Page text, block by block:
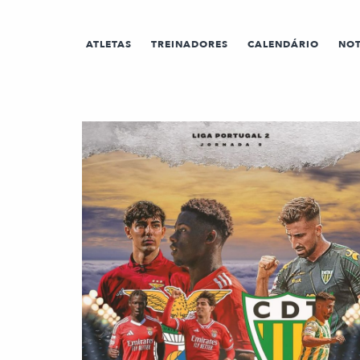
ATLETAS TREINADORES CALENDÁRIO